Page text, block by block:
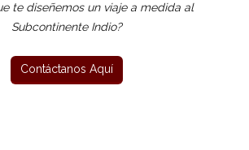
te diseñemos un viaje a medida al
Subcontinente Indio?